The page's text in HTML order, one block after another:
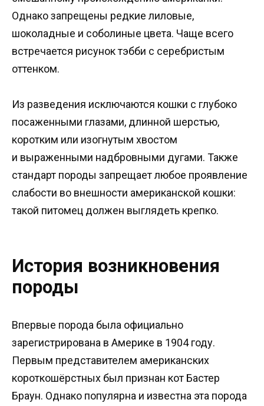
Однако запрещены редкие лиловые,
шоколадные и соболиные цвета. Чаще всего
встречается рисунок тэбби с серебристым
оттенком.
Из разведения исключаются кошки с глубоко
посаженными глазами, длинной шерстью,
коротким или изогнутым хвостом
и выраженными надбровными дугами. Также
стандарт породы запрещает любое проявление
слабости во внешности американской кошки:
такой питомец должен выглядеть крепко.
История возникновения
породы
Впервые порода была официально
зарегистрирована в Америке в 1904 году.
Первым представителем американских
короткошёрстных был признан кот Бастер
Браун. Однако популярна и известна эта порода